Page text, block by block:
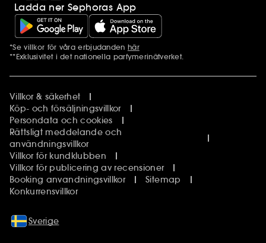
Ladda ner Sephoras App
Ytterligare information
*Se villkor för våra erbjudanden här
**Exklusivitet i det nationella parfymerinätverket.
Villkor & säkerhet
Köp- och försäljningsvillkor
Persondata och cookies
Rättsligt meddelande och
användningsvillkor
Villkor för kundklubben
Villkor för publicering av recensioner
Booking anvandningsvillkor
Sitemap
Konkurrensvillkor
Sverige